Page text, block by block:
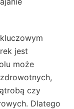
jest
może
czy
Dlatego